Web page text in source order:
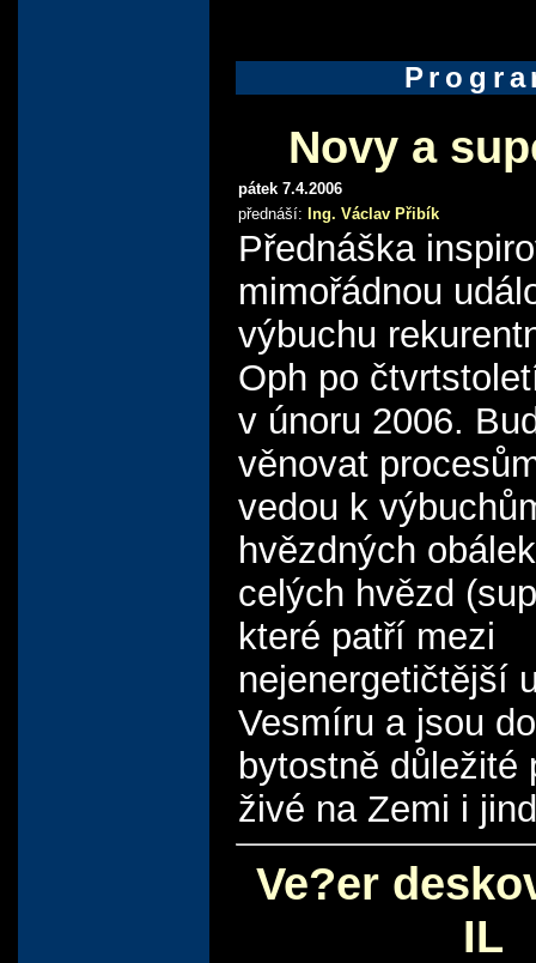
Novy a
pátek 7.4.2006
přednáší: Ing. Václav Přibík
Přednáška
mimořádnou
výbuchu
Oph po
v únoru 2006.
věnovat
vedou k
hvězdných
celých hvězd
které patří mezi
nejenergetičtější
Vesmíru a jsou
bytostně důležité
živé na Zemi i
Ve?er
IL